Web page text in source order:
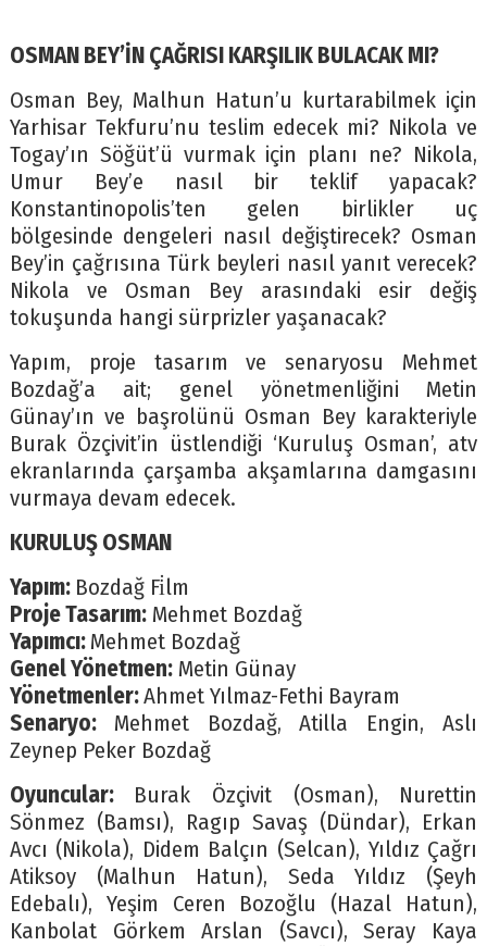
OSMAN BEY’İN ÇAĞRISI KARŞILIK BULACAK MI?
Osman Bey, Malhun Hatun’u kurtarabilmek için
Yarhisar Tekfuru’nu teslim edecek mi? Nikola ve
Togay’ın Söğüt’ü vurmak için planı ne? Nikola,
Umur Bey’e nasıl bir teklif yapacak?
Konstantinopolis’ten gelen birlikler uç
bölgesinde dengeleri nasıl değiştirecek? Osman
Bey’in çağrısına Türk beyleri nasıl yanıt verecek?
Nikola ve Osman Bey arasındaki esir değiş
tokuşunda hangi sürprizler yaşanacak?
Yapım, proje tasarım ve senaryosu Mehmet
Bozdağ’a ait; genel yönetmenliğini Metin
Günay’ın ve başrolünü Osman Bey karakteriyle
Burak Özçivit’in üstlendiği ‘Kuruluş Osman’, atv
ekranlarında çarşamba akşamlarına damgasını
vurmaya devam edecek.
KURULUŞ OSMAN
Yapım: Bozdağ Fi̇lm
Proje Tasarım:Mehmet Bozdağ
Yapımcı:Mehmet Bozdağ
Genel Yönetmen:Metin Günay
Yönetmenler:Ahmet Yılmaz-Fethi Bayram
Senaryo: Mehmet Bozdağ, Atilla Engin, Aslı
Zeynep Peker Bozdağ
Oyuncular: Burak Özçivit (Osman), Nurettin
Sönmez (Bamsı), Ragıp Savaş (Dündar), Erkan
Avcı (Nikola), Didem Balçın (Selcan), Yıldız Çağrı
Atiksoy (Malhun Hatun), Seda Yıldız (Şeyh
Edebalı), Yeşim Ceren Bozoğlu (Hazal Hatun),
Kanbolat Görkem Arslan (Savcı), Seray Kaya